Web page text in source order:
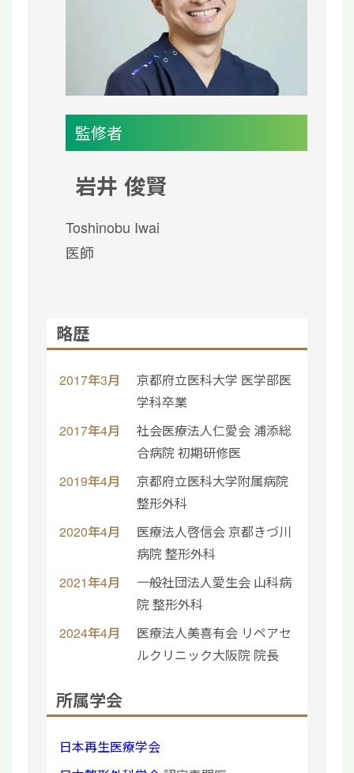
監修者
岩井 俊賢
Toshinobu Iwai
医師
略歴
2017年3月
京都府立医科大学 医学部医
学科卒業
2017年4月
社会医療法人仁愛会 浦添総
合病院 初期研修医
2019年4月
京都府立医科大学附属病院
整形外科
2020年4月
医療法人啓信会 京都きづ川
病院 整形外科
2021年4月
一般社団法人愛生会 山科病
院 整形外科
2024年4月
医療法人美喜有会 リペアセ
ルクリニック大阪院 院長
所属学会
日本再生医療学会